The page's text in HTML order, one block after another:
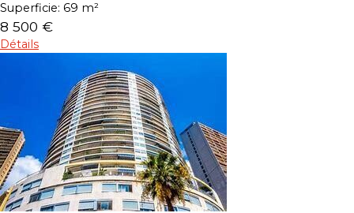
Superficie: 69 m²
8 500 €
Détails